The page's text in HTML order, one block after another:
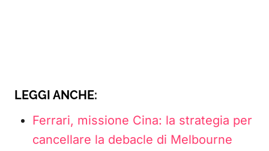
LEGGI ANCHE:
Ferrari, missione Cina: la strategia per
cancellare la debacle di Melbourne